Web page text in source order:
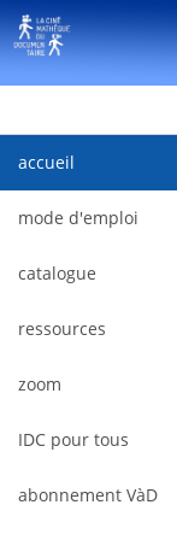
Hyppää sisältöön
accueil
mode d'emploi
catalogue
ressources
zoom
IDC pour tous
abonnement VàD